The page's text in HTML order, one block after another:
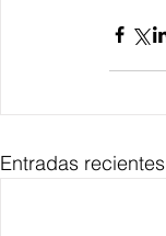
Entradas recientes